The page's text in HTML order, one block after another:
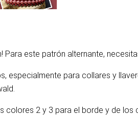
Para este patrón alternante,
especialmente para collares y
2 y 3 para el borde y de